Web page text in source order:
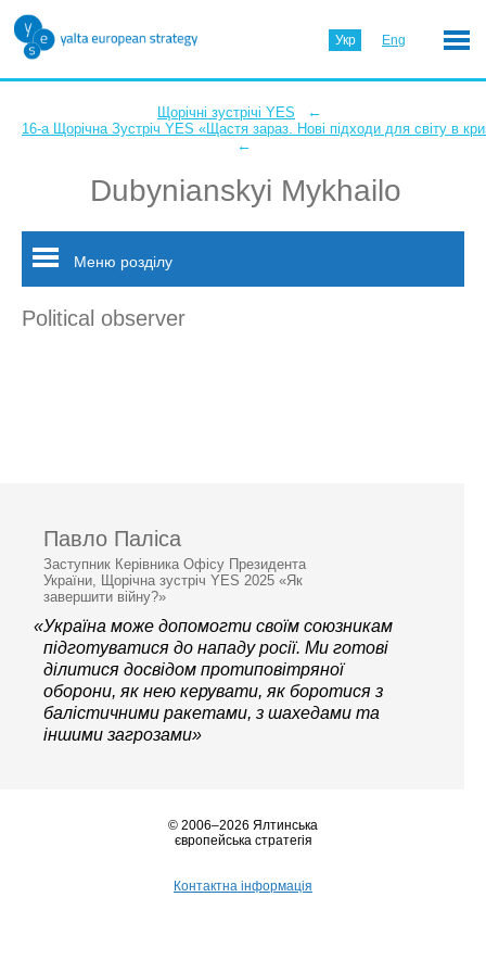
Укр Eng
Щорічні зустрічі YES ←
16-а Щорічна Зустріч YES «Щастя зараз. Нові підходи для світу в
←
Dubynianskyi Mykhailo
Меню розділу
Political observer
Павло Паліса
Заступник Керівника Офісу Президента
України, Щорічна зустріч YES 2025 «Як
завершити війну?»
«Україна може допомогти своїм союзникам
підготуватися до нападу росії. Ми готові
ділитися досвідом протиповітряної
оборони, як нею керувати, як боротися з
балістичними ракетами, з шахедами та
іншими загрозами»
© 2006–2026 Ялтинська
європейська стратегія
Контактна інформація